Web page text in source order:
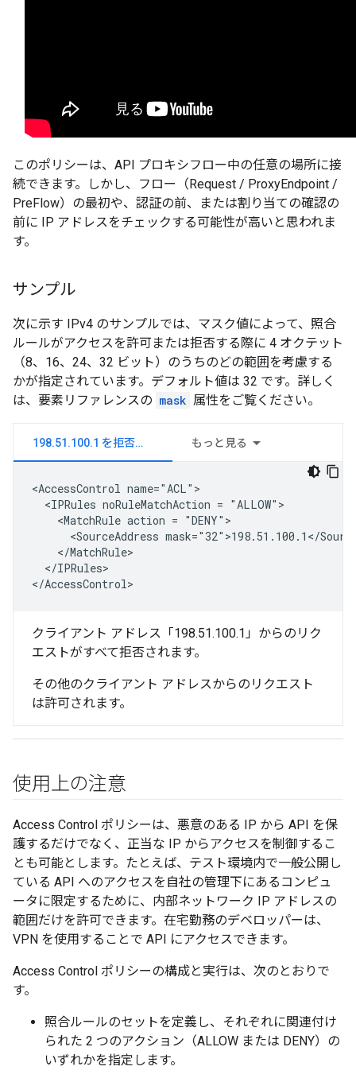
このポリシーは、API プロキシフロー中の任意の場所に接
続できます。しかし、フロー（Request / ProxyEndpoint /
PreFlow）の最初や、認証の前、または割り当ての確認の
前に IP アドレスをチェックする可能性が高いと思われま
す。
サンプル
次に示す IPv4 のサンプルでは、マスク値によって、照合
ルールがアクセスを許可または拒否する際に 4 オクテット
（8、16、24、32 ビット）のうちのどの範囲を考慮する
かが指定されています。デフォルト値は 32 です。詳しく
は、要素リファレンスの mask 属性をご覧ください。
198.51.100.1 を拒否する もっと見る
<AccessControl name="ACL">
  <IPRules noRuleMatchAction = "ALLOW">
    <MatchRule action = "DENY">
<SourceAddress mask="32">198.51.100.1</
    </MatchRule>
  </IPRules>
</AccessControl>
クライアント アドレス「198.51.100.1」からのリク
エストがすべて拒否されます。
その他のクライアント アドレスからのリクエスト
は許可されます。
使用上の注意
Access Control ポリシーは、悪意のある IP から API を保
護するだけでなく、正当な IP からアクセスを制御するこ
とも可能とします。たとえば、テスト環境内で一般公開し
ている API へのアクセスを自社の管理下にあるコンピュ
ータに限定するために、内部ネットワーク IP アドレスの
範囲だけを許可できます。在宅勤務のデベロッパーは、
VPN を使用することで API にアクセスできます。
Access Control ポリシーの構成と実行は、次のとおりで
す。
照合ルールのセットを定義し、それぞれに関連付け
られた 2 つのアクション（ALLOW または DENY）の
いずれかを指定します。